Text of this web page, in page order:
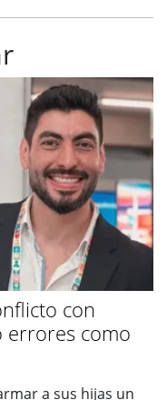
con
errores como